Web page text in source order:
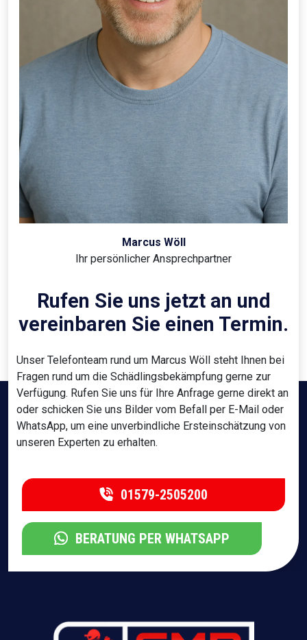
Marcus Wöll
Ihr persönlicher Ansprechpartner
Rufen Sie uns jetzt an und
vereinbaren Sie einen Termin.
Unser Telefonteam rund um Marcus Wöll steht Ihnen bei
Fragen rund um die Schädlingsbekämpfung gerne zur
Verfügung. Rufen Sie uns für Ihre Anfrage gerne direkt an
oder schicken Sie uns Bilder vom Befall per E-Mail oder
WhatsApp, um eine unverbindliche Ersteinschätzung von
unseren Experten zu erhalten.
01579-2505200
BERATUNG PER WHATSAPP